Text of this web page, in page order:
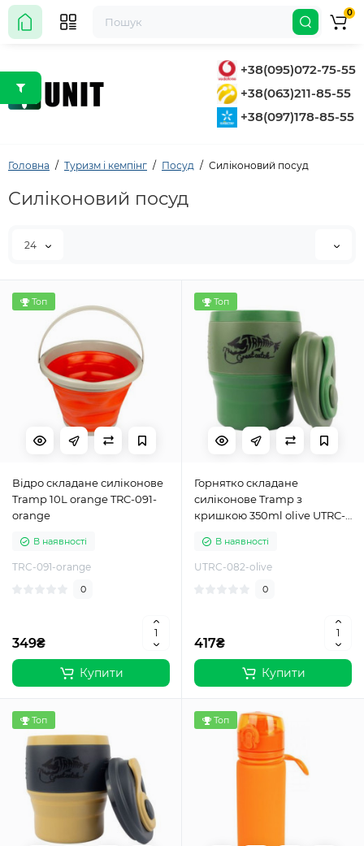
+38(095)072-75-55
+38(063)211-85-55
+38(097)178-85-55
0
Головна Туризм і кемпінг Посуд Силіконовий посуд
Силіконовий посуд
24
Топ
Відро складане силіконове
Tramp 10L orange TRC-091-
orange
В наявності
TRC-091-orange
0
349₴
Купити
Топ
Горнятко складане
силіконове Tramp з
кришкою 350ml olive UTRC-
В наявності
UTRC-082-olive
0
417₴
Купити
Топ Топ